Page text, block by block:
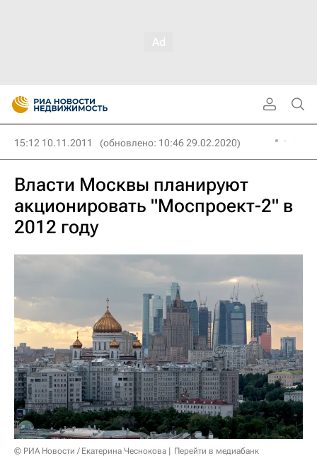
15:12 10.11.2011 (обновлено: 10:46 29.02.2020)
Власти Москвы планируют
акционировать "Моспроект-2" в
2012 году
© РИА Новости / Екатерина Чеснокова Перейти в медиабанк